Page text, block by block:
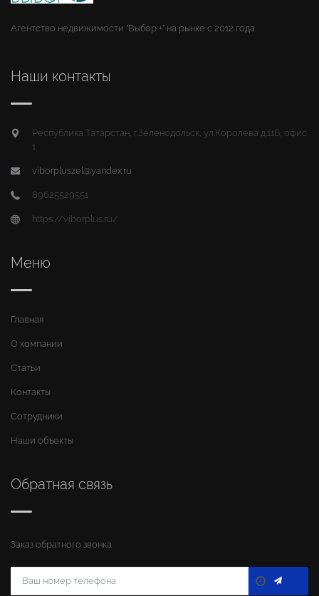
Агентство недвижимости "Выбор +" на рынке с 2012 года.
Наши контакты
Республика Татарстан, г.Зеленодольск, ул.Королева д.11Б, офис
1
viborpluszel@yandex.ru
89625529551
https://viborplus.ru/
Меню
Главная
О компании
Статьи
Контакты
Сотрудники
Наши объекты
Обратная связь
Заказ обратного звонка